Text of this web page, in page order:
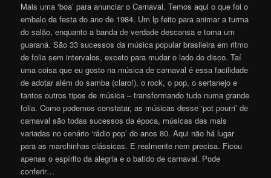
Mais uma ‘boa’ para anunciar o Carnaval. Temos aqui o que foi o
embalo da festa do ano de 1984. Um lp feito para animar a turma
do salão, enquanto a banda de verdade descansa e toma um
guaraná. São 33 sucessos da música popular brasileira em ritmo
de folia sem intervalos, exceto para mudar o lado do disco. Taí
uma coisa que eu gosto na música de carnaval é essa facilidade
de adotar além do samba (claro!), o rock, o pop, o sertanejo e
tantos outros tipos de música – transformando tudo numa grande
folia. Como podemos constatar, as músicas desse ‘pot pourri’ de
carnaval são todas sucessos da época, músicas das mais
variadas no cenário ‘rádio pop’ do anos 80. Aqui não há lugar
para as marchinhas clássicas. E realmente nem precisa. Ficou
apenas o espírito da alegria e o batido de carnaval. Pode
conferir…